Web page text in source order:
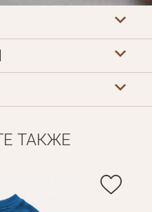
ТАКЖЕ
письмо с сылкой для